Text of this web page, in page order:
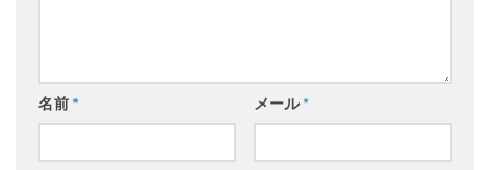
名前* メール*